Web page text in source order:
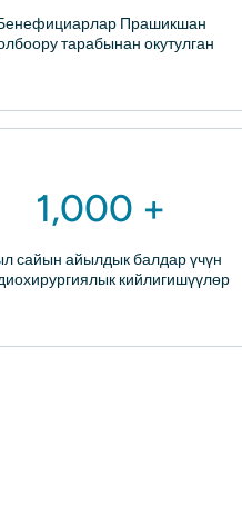
Прашикшан
тарабынан окутулган
1,000 +
сайын айылдык балдар үчүн
кийлигишүүлөр